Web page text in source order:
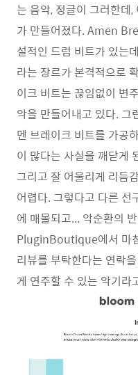
는 음악, 정글이 그러한데
가 만들어졌다. Amen
설적인 드럼 비트가 있는
라는 장르가 본격적으로
이크 비트는 끊임없이 변
악을 만들어내고 있다. 그
멘 브레이크 비트를 가공
이 많다는 사실을 깨닫게
그리고 잘 어울리게 리듬
어렵다. 그렇다고 다른 선
에 매몰되고... 악순환의
PluginBoutique에서 마
리뷰를 부탁한다는 연락
게 연주할 수 있는 악기라